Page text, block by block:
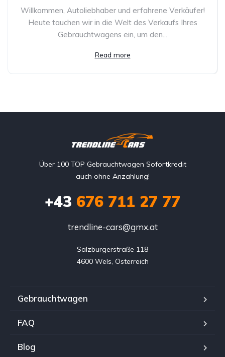
Willkommen, Autoliebhaber und erfahrene Verkäufer!
Heute tauchen wir in die Welt des Verkaufs Ihres
Gebrauchtwagens ein, um den...
Read more
Über 100 TOP Gebrauchtwagen Sofortkredit
auch ohne Anzahlung!
+43 676 711 27 77
trendline-cars@gmx.at
Salzburgerstraße 118
4600 Wels, Österreich
Gebrauchtwagen
FAQ
Blog